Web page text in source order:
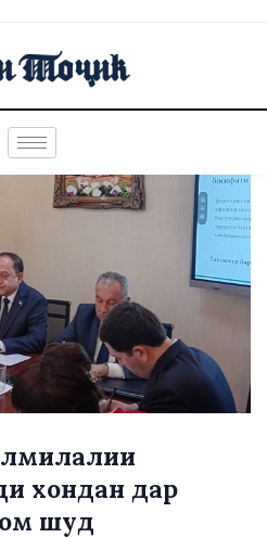
хондан дар
шуд